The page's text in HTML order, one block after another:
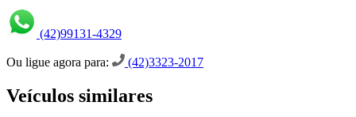
(42)99131-4329
Ou ligue agora para: (42)3323-2017
Veículos similares